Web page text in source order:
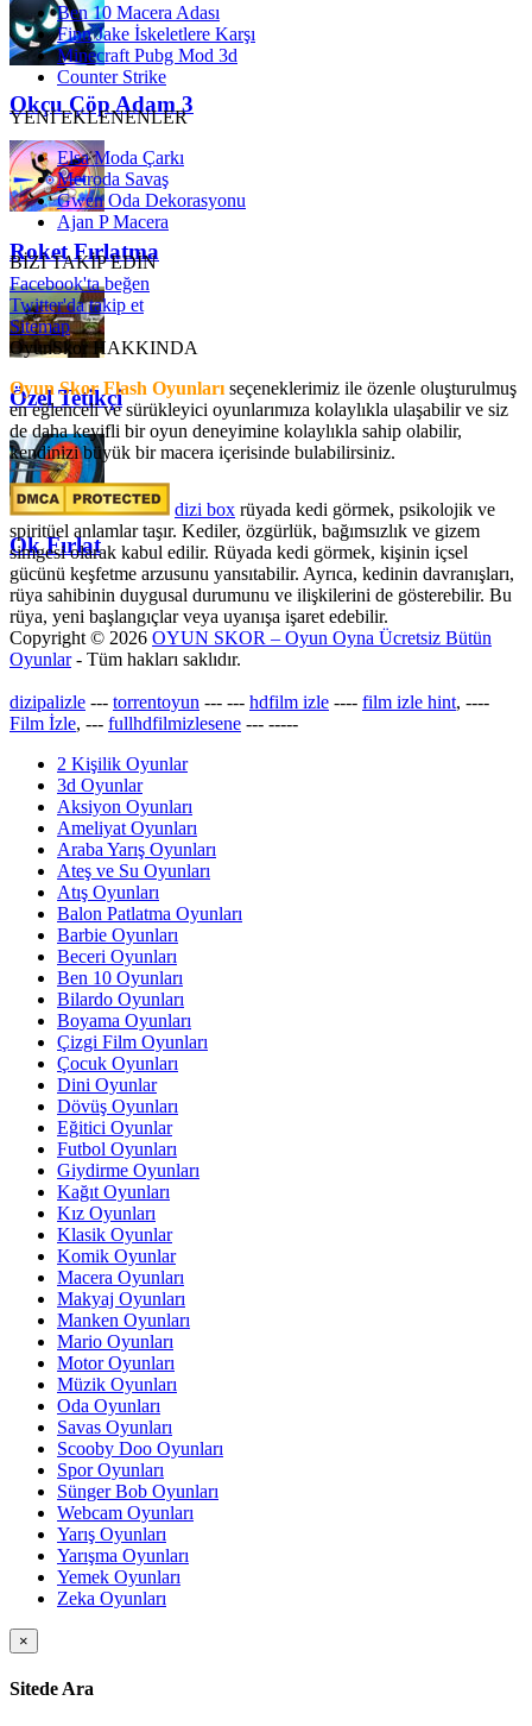
Okçu Çöp Adam 3
Roket Fırlatma
Özel Tetikçi
Ok Fırlat
Ben 10 Macera Adası
Finn Jake İskeletlere Karşı
Minecraft Pubg Mod 3d
Counter Strike
YENİ EKLENENLER
Elsa Moda Çarkı
Metroda Savaş
Gwen Oda Dekorasyonu
Ajan P Macera
BİZİ TAKİP EDİN
Facebook'ta beğen
Twitter'da takip et
Sitemap
OyunSkor HAKKINDA
Oyun Skor Flash Oyunları seçeneklerimiz ile özenle oluşturulmuş
en eğlenceli ve sürükleyici oyunlarımıza kolaylıkla ulaşabilir ve siz
de daha keyifli bir oyun deneyimine kolaylıkla sahip olabilir,
kendinizi büyük bir macera içerisinde bulabilirsiniz.
dizi box rüyada kedi görmek​, psikolojik ve
spiritüel anlamlar taşır. Kediler, özgürlük, bağımsızlık ve gizem
simgesi olarak kabul edilir. Rüyada kedi görmek, kişinin içsel
gücünü keşfetme arzusunu yansıtabilir. Ayrıca, kedinin davranışları,
rüya sahibinin duygusal durumunu ve ilişkilerini de gösterebilir. Bu
rüya, yeni başlangıçlar veya uyanışa işaret edebilir.
Copyright © 2026 OYUN SKOR – Oyun Oyna Ücretsiz Bütün
Oyunlar- Tüm hakları saklıdır.
dizipalizle --- torrentoyun --- --- hdfilm izle ---- film izle hint, ----
Film İzle, --- fullhdfilmizlesene --- -----
2 Kişilik Oyunlar
3d Oyunlar
Aksiyon Oyunları
Ameliyat Oyunları
Araba Yarış Oyunları
Ateş ve Su Oyunları
Atış Oyunları
Balon Patlatma Oyunları
Barbie Oyunları
Beceri Oyunları
Ben 10 Oyunları
Bilardo Oyunları
Boyama Oyunları
Çizgi Film Oyunları
Çocuk Oyunları
Dini Oyunlar
Dövüş Oyunları
Eğitici Oyunlar
Futbol Oyunları
Giydirme Oyunları
Kağıt Oyunları
Kız Oyunları
Klasik Oyunlar
Komik Oyunlar
Macera Oyunları
Makyaj Oyunları
Manken Oyunları
Mario Oyunları
Motor Oyunları
Müzik Oyunları
Oda Oyunları
Savas Oyunları
Scooby Doo Oyunları
Spor Oyunları
Sünger Bob Oyunları
Webcam Oyunları
Yarış Oyunları
Yarışma Oyunları
Yemek Oyunları
Zeka Oyunları
×
Sitede Ara